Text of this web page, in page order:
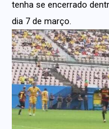
tenha se encerrado
dia 7 de março.